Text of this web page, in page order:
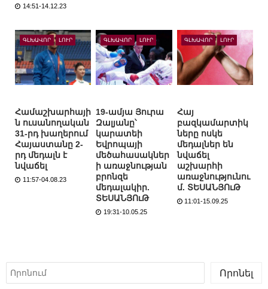
14:51-14.12.23
ԳԼԽԱՎՈՐ ԼՈՒՐ
Համաշխարհայի
ն ուսանողական
31-րդ խաղերում
Հայաստանը 2-
րդ մեդալն է
նվաճել
11:57-04.08.23
ԳԼԽԱՎՈՐ ԼՈՒՐ
19-ամյա Յուրա
Զալյանը՝
կարատեի
Եվրոպայի
մեծահասակներ
ի առաջնության
բրոնզե
մեդալակիր.
ՏԵՍԱՆՅՈւԹ
19:31-10.05.25
ԳԼԽԱՎՈՐ ԼՈՒՐ
Հայ
բազկամարտիկ
ները ոսկե
մեդալներ են
նվաճել
աշխարհի
առաջնությունու
մ. ՏԵՍԱՆՅՈւԹ
11:01-15.09.25
Որոնել
Որոնել